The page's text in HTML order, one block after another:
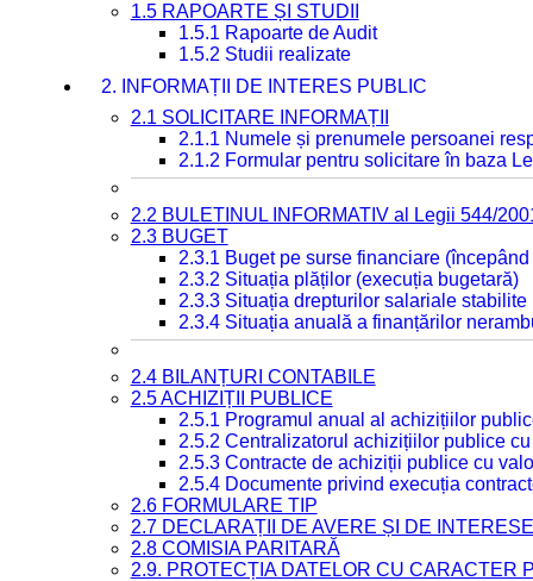
1.5 RAPOARTE ȘI STUDII
1.5.1 Rapoarte de Audit
1.5.2 Studii realizate
2. INFORMAȚII DE INTERES PUBLIC
2.1 SOLICITARE INFORMAȚII
2.1.1 Numele și prenumele persoanei
2.1.2 Formular pentru solicitare în baza
2.2 BULETINUL INFORMATIV al Legii 544/
2.3 BUGET
2.3.1 Buget pe surse financiare
2.3.2 Situația plăților (execuția bugetară)
2.3.3 Situația drepturilor salariale
2.3.4 Situația anuală a finanțărilor
2.4 BILANȚURI CONTABILE
2.5 ACHIZIȚII PUBLICE
2.5.1 Programul anual al achizițiilor
2.5.2 Centralizatorul achizițiilor publice
2.5.3 Contracte de achiziții publice cu
2.5.4 Documente privind execuția
2.6 FORMULARE TIP
2.7 DECLARAȚII DE AVERE ȘI DE INTERESE
2.8 COMISIA PARITARĂ
2.9. PROTECȚIA DATELOR CU CARACTER